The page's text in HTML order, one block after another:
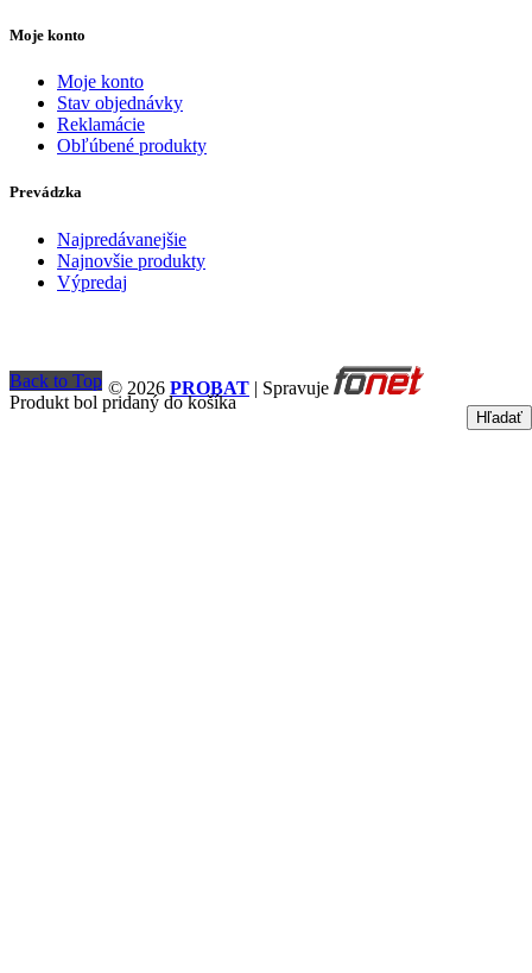
Moje konto
Moje konto
Stav objednávky
Reklamácie
Obľúbené produkty
Prevádzka
Najpredávanejšie
Najnovšie produkty
Výpredaj
© 2026 PROBAT | Spravuje
Back to Top
Produkt bol pridaný do košíka